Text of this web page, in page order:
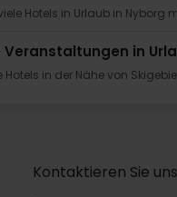
Hotels in Urlaub in Nyborg
in
Hotels in der Nähe von
Kontaktieren Sie uns